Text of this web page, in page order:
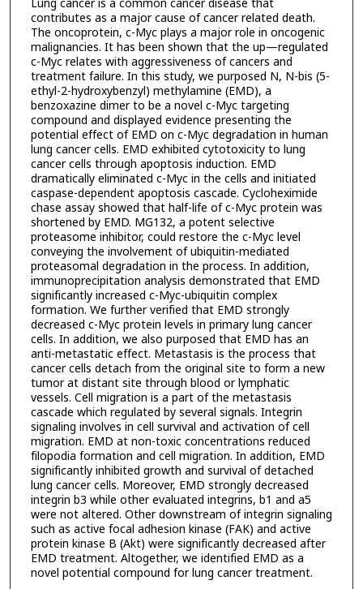
Lung cancer is a common cancer disease that
contributes as a major cause of cancer related death.
The oncoprotein, c-Myc plays a major role in oncogenic
malignancies. It has been shown that the up—regulated
c-Myc relates with aggressiveness of cancers and
treatment failure. In this study, we purposed N, N-bis (5-
ethyl-2-hydroxybenzyl) methylamine (EMD), a
benzoxazine dimer to be a novel c-Myc targeting
compound and displayed evidence presenting the
potential effect of EMD on c-Myc degradation in human
lung cancer cells. EMD exhibited cytotoxicity to lung
cancer cells through apoptosis induction. EMD
dramatically eliminated c-Myc in the cells and initiated
caspase-dependent apoptosis cascade. Cycloheximide
chase assay showed that half-life of c-Myc protein was
shortened by EMD. MG132, a potent selective
proteasome inhibitor, could restore the c-Myc level
conveying the involvement of ubiquitin-mediated
proteasomal degradation in the process. In addition,
immunoprecipitation analysis demonstrated that EMD
significantly increased c-Myc-ubiquitin complex
formation. We further verified that EMD strongly
decreased c-Myc protein levels in primary lung cancer
cells. In addition, we also purposed that EMD has an
anti-metastatic effect. Metastasis is the process that
cancer cells detach from the original site to form a new
tumor at distant site through blood or lymphatic
vessels. Cell migration is a part of the metastasis
cascade which regulated by several signals. Integrin
signaling involves in cell survival and activation of cell
migration. EMD at non-toxic concentrations reduced
filopodia formation and cell migration. In addition, EMD
significantly inhibited growth and survival of detached
lung cancer cells. Moreover, EMD strongly decreased
integrin b3 while other evaluated integrins, b1 and a5
were not altered. Other downstream of integrin signaling
such as active focal adhesion kinase (FAK) and active
protein kinase B (Akt) were significantly decreased after
EMD treatment. Altogether, we identified EMD as a
novel potential compound for lung cancer treatment.